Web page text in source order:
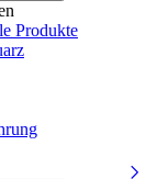
Produkte